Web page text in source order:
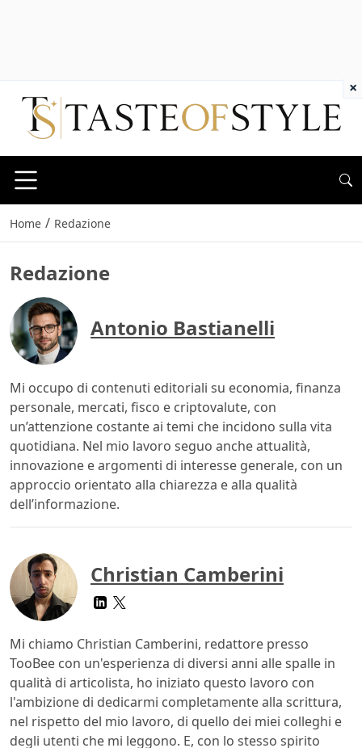
Home / Redazione
Redazione
Antonio Bastianelli
Mi occupo di contenuti editoriali su economia, finanza
personale, mercati, fisco e criptovalute, con
un’attenzione costante ai temi che incidono sulla vita
quotidiana. Nel mio lavoro seguo anche attualità,
innovazione e argomenti di interesse generale, con un
approccio orientato alla chiarezza e alla qualità
dell’informazione.
Christian Camberini
Mi chiamo Christian Camberini, redattore presso
TooBee con un'esperienza di diversi anni alle spalle in
qualità di articolista, ho iniziato questo lavoro con
l'ambizione di dedicarmi completamente alla scrittura,
nel rispetto del mio lavoro, di quello dei miei colleghi e
degli utenti che mi leggono. E, con lo stesso spirito
×